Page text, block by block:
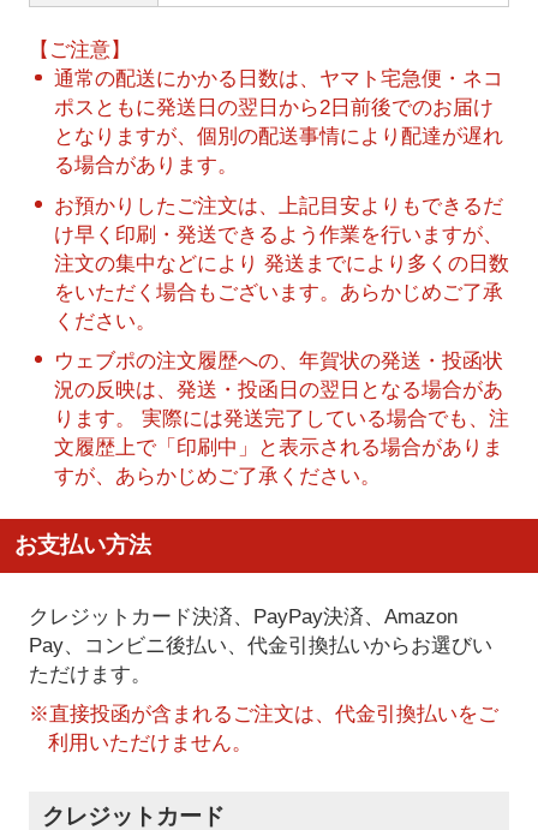
【ご注意】
通常の配送にかかる日数は、ヤマト宅急便・ネコ
ポスともに発送日の翌日から2日前後でのお届け
となりますが、個別の配送事情により配達が遅れ
る場合があります。
お預かりしたご注文は、上記目安よりもできるだ
け早く印刷・発送できるよう作業を行いますが、
注文の集中などにより 発送までにより多くの日数
をいただく場合もございます。あらかじめご了承
ください。
ウェブポの注文履歴への、年賀状の発送・投函状
況の反映は、発送・投函日の翌日となる場合があ
ります。 実際には発送完了している場合でも、注
文履歴上で「印刷中」と表示される場合がありま
すが、あらかじめご了承ください。
お支払い方法
クレジットカード決済、PayPay決済、Amazon
Pay、コンビニ後払い、代金引換払いからお選びい
ただけます。
※直接投函が含まれるご注文は、代金引換払いをご
利用いただけません。
クレジットカード